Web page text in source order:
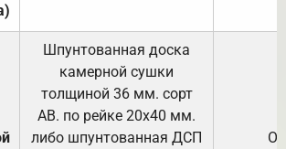
Шпунтованная доска
камерной сушки
толщиной 36 мм. сорт
АВ. по рейке 20х40 мм.
либо шпунтованная ДСП